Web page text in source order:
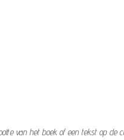
van het boek of een tekst op de